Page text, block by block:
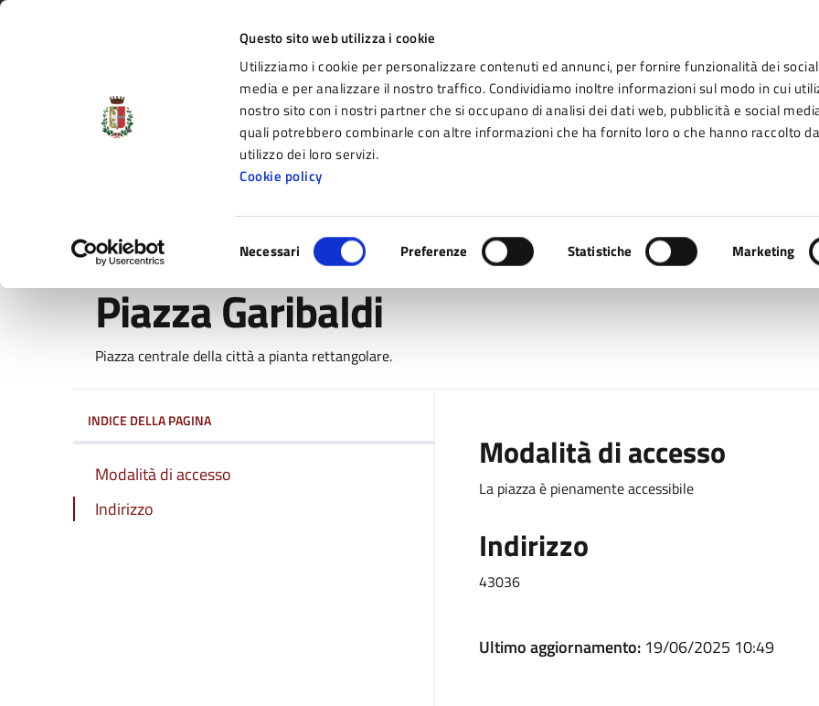
Questo sito web utilizza i cookie
Utilizziamo i cookie per personalizzare contenuti ed annunci, per fornire funzionalità dei social
media e per analizzare il nostro traffico. Condividiamo inoltre informazioni sul modo in cui
nostro sito con i nostri partner che si occupano di analisi dei dati web, pubblicità e social
quali potrebbero combinarle con altre informazioni che ha fornito loro o che hanno raccolto
utilizzo dei loro servizi.
Cookie policy
del
consenso
Necessari Preferenze Statistiche Marketing
Vai al contenuto principale
Vai alla navigazione del sito
Vai al piede di pagina
Comune di Fidenza
il portale di servizi e informazioni del Comune di Fidenza
Novità
Home / Vivere Fidenza Luoghi / Piazza Garibaldi
Piazza Garibaldi
Piazza centrale della città a pianta rettangolare.
INDICE DELLA PAGINA
Modalità di accesso
Indirizzo
Modalità di accesso
La piazza è pienamente accessibile
Indirizzo
43036
Ultimo aggiornamento: 19/06/2025 10:49